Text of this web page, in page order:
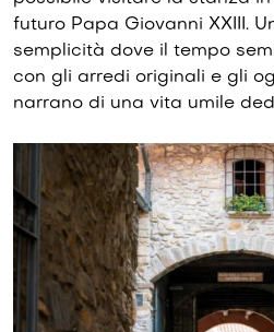
futuro Papa Giovanni XXIII.
semplicità dove il tempo
con gli arredi originali e gli
narrano di una vita umile